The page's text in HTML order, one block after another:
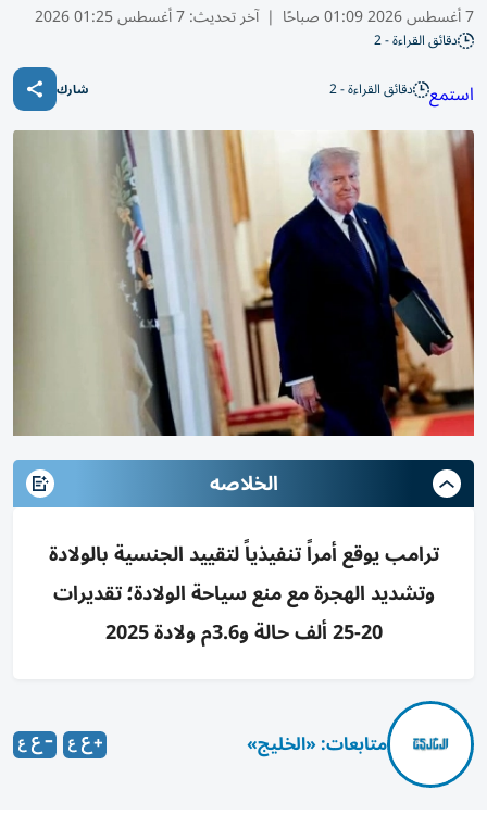
7 أغسطس 2026 01:09 صباحًا | آخر تحديث:7 أغسطس 01:25 2026
دقائق القراءة - 2
استمع دقائق القراءة - 2 شارك
الخلاصه
ترامب يوقع أمراً تنفيذياً لتقييد الجنسية بالولادة
وتشديد الهجرة مع منع سياحة الولادة؛ تقديرات
20-25 ألف حالة و3.6م ولادة 2025
متابعات: «الخليج»